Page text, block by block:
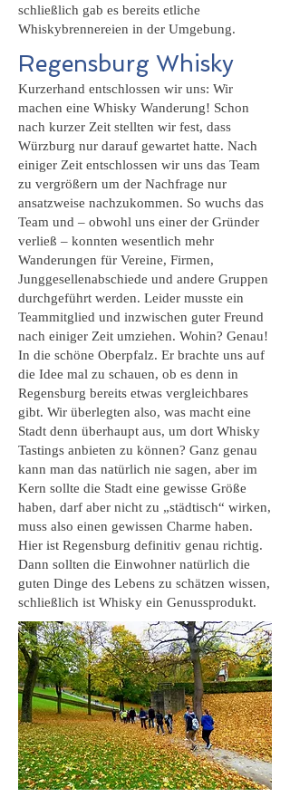
schließlich gab es bereits etliche
Whiskybrennereien in der Umgebung.
Regensburg Whisky
Kurzerhand entschlossen wir uns: Wir
machen eine Whisky Wanderung! Schon
nach kurzer Zeit stellten wir fest, dass
Würzburg nur darauf gewartet hatte. Nach
einiger Zeit entschlossen wir uns das Team
zu vergrößern um der Nachfrage nur
ansatzweise nachzukommen. So wuchs das
Team und – obwohl uns einer der Gründer
verließ – konnten wesentlich mehr
Wanderungen für Vereine, Firmen,
Junggesellenabschiede und andere Gruppen
durchgeführt werden. Leider musste ein
Teammitglied und inzwischen guter Freund
nach einiger Zeit umziehen. Wohin? Genau!
In die schöne Oberpfalz. Er brachte uns auf
die Idee mal zu schauen, ob es denn in
Regensburg bereits etwas vergleichbares
gibt. Wir überlegten also, was macht eine
Stadt denn überhaupt aus, um dort Whisky
Tastings anbieten zu können? Ganz genau
kann man das natürlich nie sagen, aber im
Kern sollte die Stadt eine gewisse Größe
haben, darf aber nicht zu „städtisch“ wirken,
muss also einen gewissen Charme haben.
Hier ist Regensburg definitiv genau richtig.
Dann sollten die Einwohner natürlich die
guten Dinge des Lebens zu schätzen wissen,
schließlich ist Whisky ein Genussprodukt.